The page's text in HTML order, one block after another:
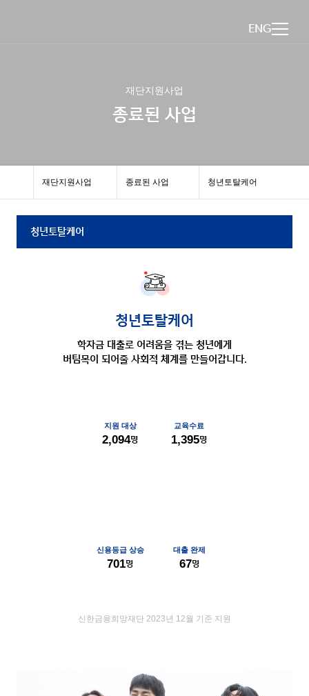
ENG
재단지원사업
종료된 사업
재단지원사업 종료된 사업 청년토탈케어
청년토탈케어
청년토탈케어
학자금 대출로 어려움을 겪는 청년에게
버팀목이 되어줄 사회적 체계를 만들어갑니다.
지원 대상
2,094명
교육수료
1,395명
신용등급 상승
701명
대출 완제
67명
신한금융희망재단 2023년 12월 기준 지원